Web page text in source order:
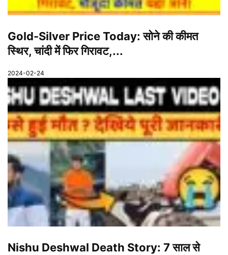
Gold-Silver Price Today: सोने की कीमत
स्थिर, चांदी में फिर गिरावट,...
2024-02-24
Nishu Deshwal Death Story: 7 साल से